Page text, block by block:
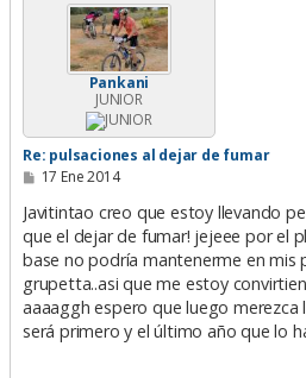
Pankani
JUNIOR
Re: pulsaciones al dejar de fumar
M
n
a
j
e
17 Ene 2014
Javitintao creo que estoy llevando
que el dejar de fumar! jejeee por el
base no podría mantenerme en mis
grupetta..asi que me estoy
aaaaggh espero que luego merezca
será primero y el último año que lo